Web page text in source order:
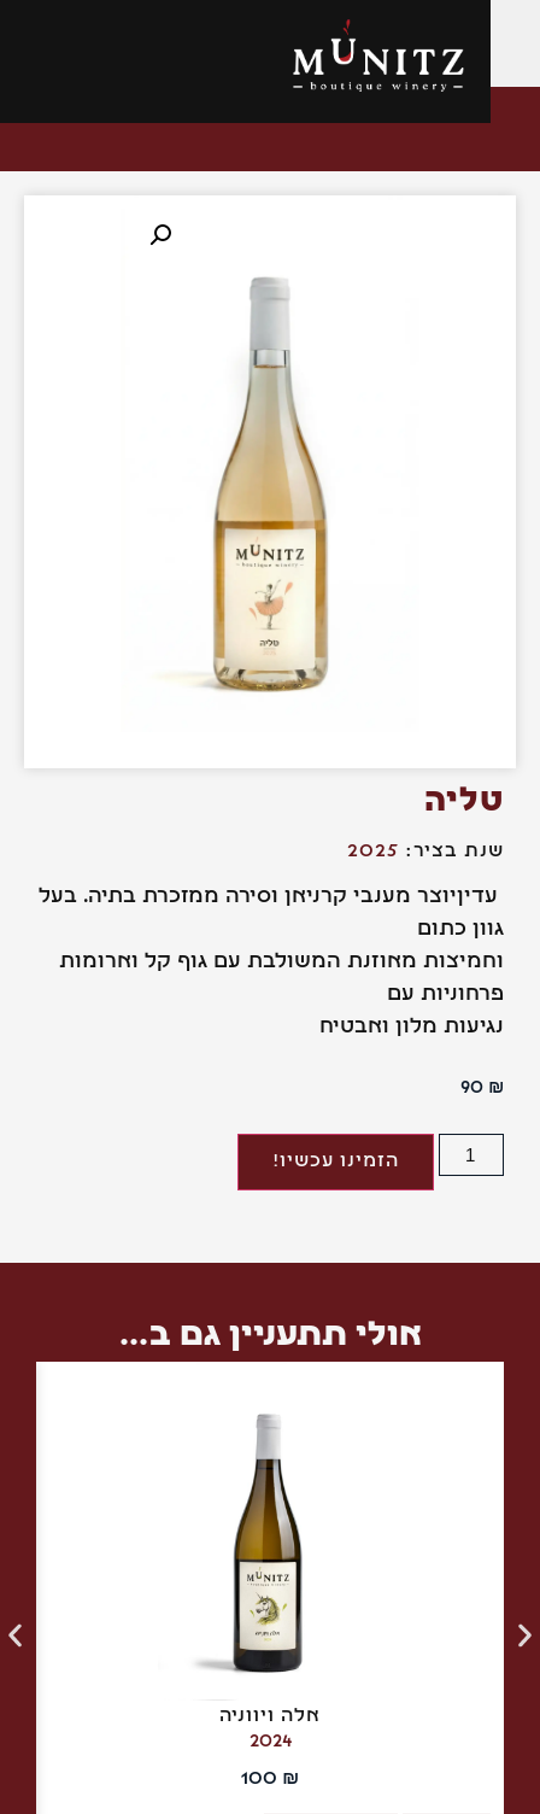
בציר:2025
מענבי קרניאן וסירה ממזכרת בתיה. בעל
כתום
מאוזנת המשולבת עם גוף קל וארומות
עם
מלון ואבטיח
הזמינו עכשיו!
אולי תתעניין גם ב...
אלה ויווניה
100